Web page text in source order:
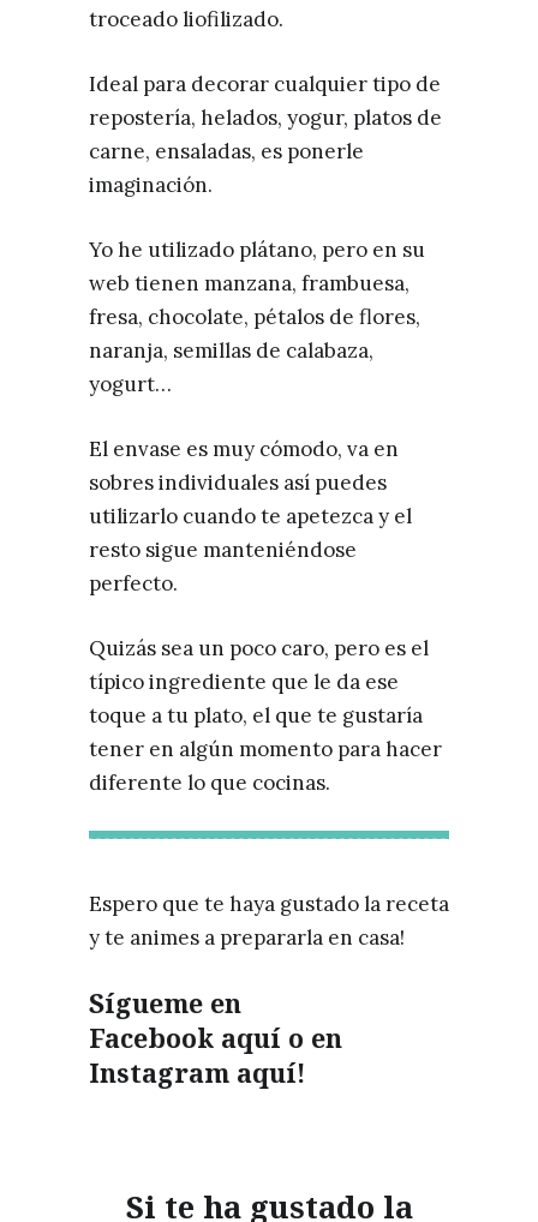
troceado liofilizado.
Ideal para decorar cualquier tipo de
repostería, helados, yogur, platos de
carne, ensaladas, es ponerle
imaginación.
Yo he utilizado plátano, pero en su
web tienen manzana, frambuesa,
fresa, chocolate, pétalos de flores,
naranja, semillas de calabaza,
yogurt…
El envase es muy cómodo, va en
sobres individuales así puedes
utilizarlo cuando te apetezca y el
resto sigue manteniéndose
perfecto.
Quizás sea un poco caro, pero es el
típico ingrediente que le da ese
toque a tu plato, el que te gustaría
tener en algún momento para hacer
diferente lo que cocinas.
Espero que te haya gustado la receta
y te animes a prepararla en casa!
Sígueme en
Facebook aquí o en
Instagram aquí!
Si te ha gustado la